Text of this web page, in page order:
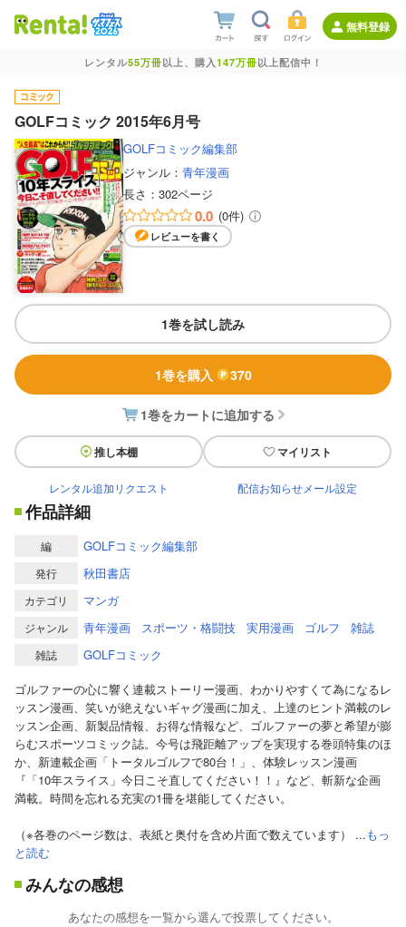
無料登録
レンタル55万冊以上、購入147万冊以上配信中！
GOLFコミック 2015年6月号
GOLFコミック編集部
ジャンル： 青年漫画
長さ： 302ページ
0.0 (0件)
レビューを書く
1巻を試し読み
1巻を購入 370
1巻をカートに追加する
推し本棚 マイリスト
レンタル追加リクエスト 配信お知らせメール設定
作品詳細
編 GOLFコミック編集部
発行 秋田書店
カテゴリ マンガ
ジャンル 青年漫画 スポーツ・格闘技 実用漫画 ゴルフ 雑誌
雑誌
GOLFコミック
ゴルファーの心に響く連載ストーリー漫画、わかりやすくて為になるレ
ッスン漫画、笑いが絶えないギャグ漫画に加え、上達のヒント満載のレ
ッスン企画、新製品情報、お得な情報など、ゴルファーの夢と希望が膨
らむスポーツコミック誌。今号は飛距離アップを実現する巻頭特集のほ
か、新連載企画「トータルゴルフで80台！」、体験レッスン漫画
『「10年スライス」今日こそ直してください！！』など、斬新な企画
満載。時間を忘れる充実の1冊を堪能してください。
（※各巻のページ数は、表紙と奥付を含め片面で数えています） ...もっ
と読む
みんなの感想
あなたの感想を一覧から選んで投票してください。